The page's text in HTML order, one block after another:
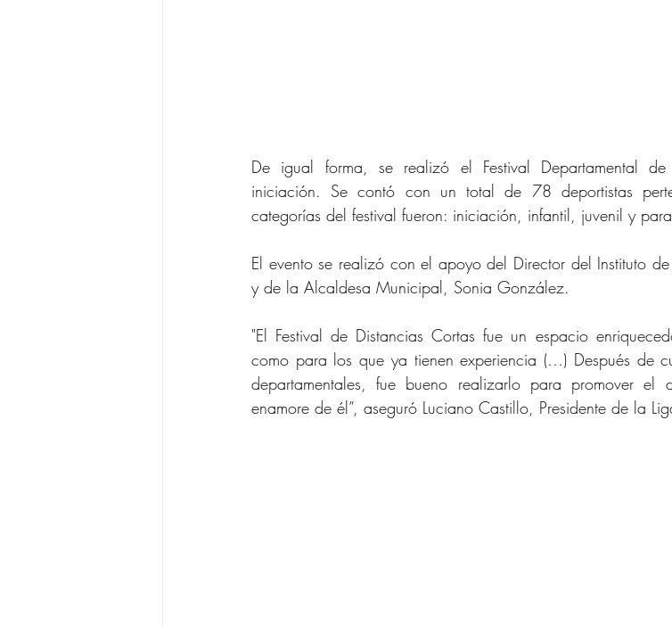
De igual forma, se realizó el Festival Departamental
iniciación. Se contó con un total de 78 deportistas
categorías del festival fueron: iniciación, infantil, juvenil y
El evento se realizó con el apoyo del Director del Instituto
y de la Alcaldesa Municipal, Sonia González.
"El Festival de Distancias Cortas fue un espacio
como para los que ya tienen experiencia (…) Después de
departamentales, fue bueno realizarlo para promover
enamore de él”, aseguró Luciano Castillo, Presidente de la